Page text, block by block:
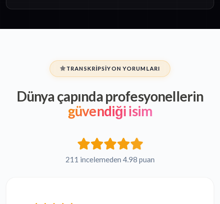
TRANSKRIPSIYON YORUMLARI
Dünya çapında profesyonellerin
güvendiği isim
211 incelemeden 4.98 puan